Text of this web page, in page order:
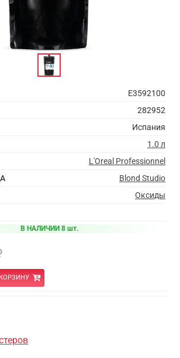
E3592100
282952
Испания
1.0 л
L'Oreal Professionnel
Blond Studio
Оксиды
В НАЛИЧИИ 8 шт.